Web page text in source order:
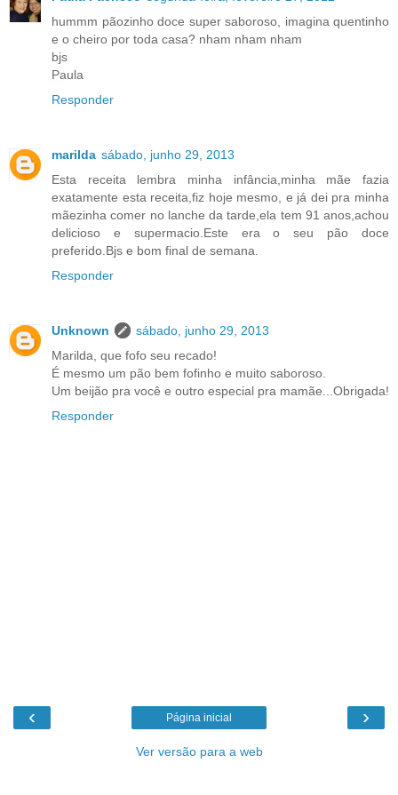
hummm pãozinho doce super saboroso, imagina quentinho
e o cheiro por toda casa? nham nham nham
bjs
Paula
Responder
marilda sábado, junho 29, 2013
Esta receita lembra minha infância,minha mãe fazia
exatamente esta receita,fiz hoje mesmo, e já dei pra minha
mãezinha comer no lanche da tarde,ela tem 91 anos,achou
delicioso e supermacio.Este era o seu pão doce
preferido.Bjs e bom final de semana.
Responder
Unknown
sábado, junho 29, 2013
Marilda, que fofo seu recado!
É mesmo um pão bem fofinho e muito saboroso.
Um beijão pra você e outro especial pra mamãe...Obrigada!
Responder
‹ ›
Página inicial
Ver versão para a web